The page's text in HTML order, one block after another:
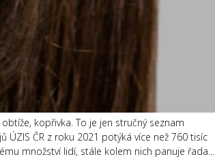
kopřivka. To je jen stručný seznam
ČR z roku 2021 potýká více než 760 tisíc
množství lidí, stále kolem nich panuje řada...